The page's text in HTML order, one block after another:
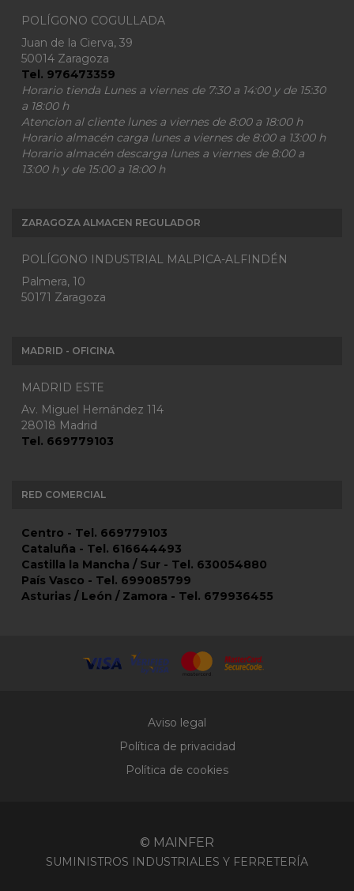
POLÍGONO COGULLADA
Juan de la Cierva, 39
50014 Zaragoza
Tel. 976473359
Horario tienda Lunes a viernes de 7:30 a 14:00 y de 15:30
a 18:00 h
Atencion al cliente lunes a viernes de 8:00 a 18:00 h
Horario almacén carga lunes a viernes de 8:00 a 13:00 h
Horario almacén descarga lunes a viernes de 8:00 a
13:00 h y de 15:00 a 18:00 h
ZARAGOZA ALMACEN REGULADOR
POLÍGONO INDUSTRIAL MALPICA-ALFINDÉN
Palmera, 10
50171 Zaragoza
MADRID - OFICINA
MADRID ESTE
Av. Miguel Hernández 114
28018 Madrid
Tel. 669779103
RED COMERCIAL
Centro - Tel. 669779103
Cataluña - Tel. 616644493
Castilla la Mancha / Sur - Tel. 630054880
País Vasco - Tel. 699085799
Asturias / León / Zamora - Tel. 679936455
Aviso legal
Política de privacidad
Política de cookies
© MAINFER
SUMINISTROS INDUSTRIALES Y FERRETERÍA